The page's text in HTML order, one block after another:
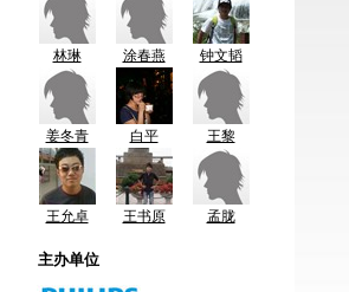
林琳 涂春燕 钟文韬
姜冬青 白平 王黎
王允卓 王书原 孟胧
主办单位